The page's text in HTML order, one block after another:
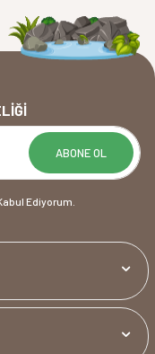
ABONE OL
Ediyorum.